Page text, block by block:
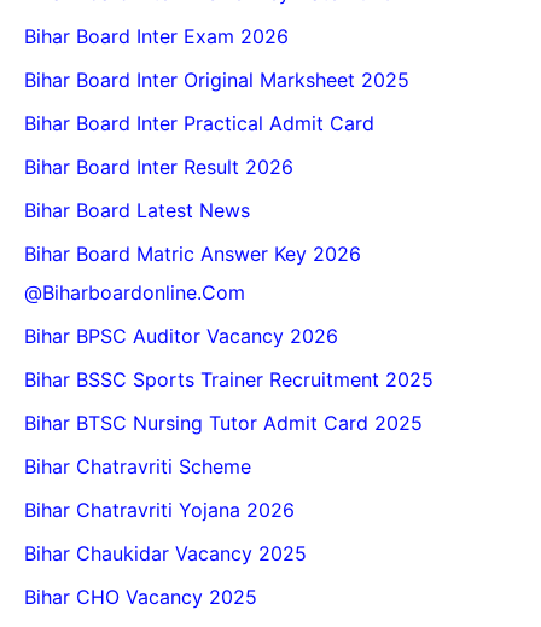
Bihar Board Inter Exam 2026
Bihar Board Inter Original Marksheet 2025
Bihar Board Inter Practical Admit Card
Bihar Board Inter Result 2026
Bihar Board Latest News
Bihar Board Matric Answer Key 2026
@biharboardonline.com
Bihar BPSC Auditor Vacancy 2026
Bihar BSSC Sports Trainer Recruitment 2025
Bihar BTSC Nursing Tutor Admit Card 2025
Bihar Chatravriti Scheme
Bihar Chatravriti Yojana 2026
Bihar Chaukidar Vacancy 2025
Bihar CHO Vacancy 2025